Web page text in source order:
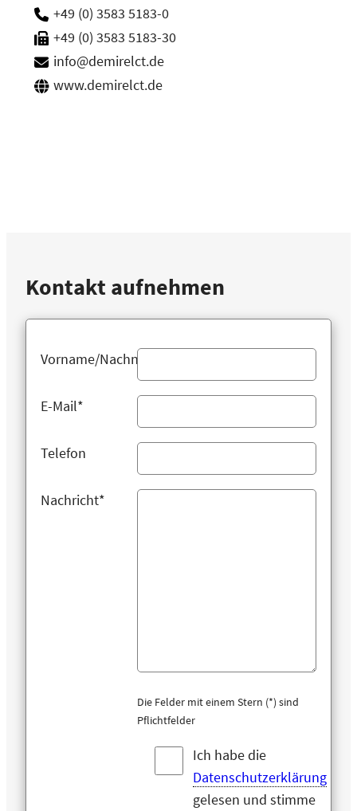
+49 (0) 3583 5183-0
+49 (0) 3583 5183-30
info@demirelct.de
www.demirelct.de
Kontakt aufnehmen
Vorname/Nachname
E-Mail*
Telefon
Nachricht*
Die Felder mit einem Stern (*) sind
Pflichtfelder
Ich habe die
Datenschutzerklärung
gelesen und stimme